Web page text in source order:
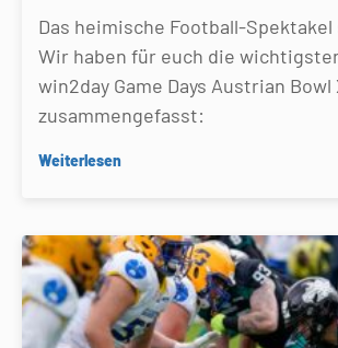
Das heimische Football-
Wir haben für euch die
win2day Game Days Austrian Bowl
zusammengefasst:
Weiterlesen